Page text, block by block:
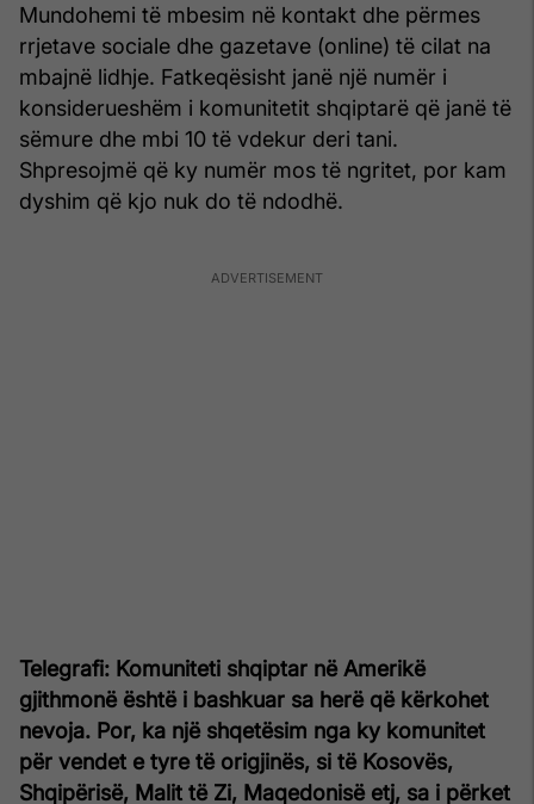
Mundohemi të mbesim në kontakt dhe përmes
rrjetave sociale dhe gazetave (online) të cilat na
mbajnë lidhje. Fatkeqësisht janë një numër i
konsiderueshëm i komunitetit shqiptarë që janë të
sëmure dhe mbi 10 të vdekur deri tani.
Shpresojmë që ky numër mos të ngritet, por kam
dyshim që kjo nuk do të ndodhë.
Telegrafi: Komuniteti shqiptar në Amerikë
gjithmonë është i bashkuar sa herë që kërkohet
nevoja. Por, ka një shqetësim nga ky komunitet
për vendet e tyre të origjinës, si të Kosovës,
Shqipërisë, Malit të Zi, Maqedonisë etj, sa i përket